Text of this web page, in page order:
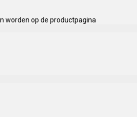
worden op de productpagina